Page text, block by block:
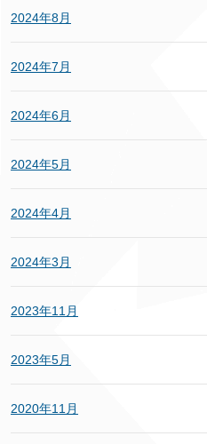
2024年8月
2024年7月
2024年6月
2024年5月
2024年4月
2024年3月
2023年11月
2023年5月
2020年11月